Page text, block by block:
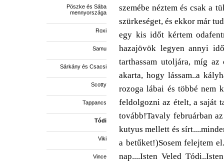
Pöszke és Sába
mennyországa
Roxi
Samu
Sárkány és Csacsi
Scotty
Tappancs
Tódi
Viki
Vince
szemébe néztem és csak a
szürkeséget, és ekkor már
egy kis időt kértem
hazajövök legyen annyi
tarthassam utoljára, míg
akarta, hogy lássam..a
rozoga lábai és többé nem
feldolgozni az ételt, a saját
tovább!Tavaly februárban
kutyus mellett és
a betűket!)Sosem felejtem
nap....Isten Veled